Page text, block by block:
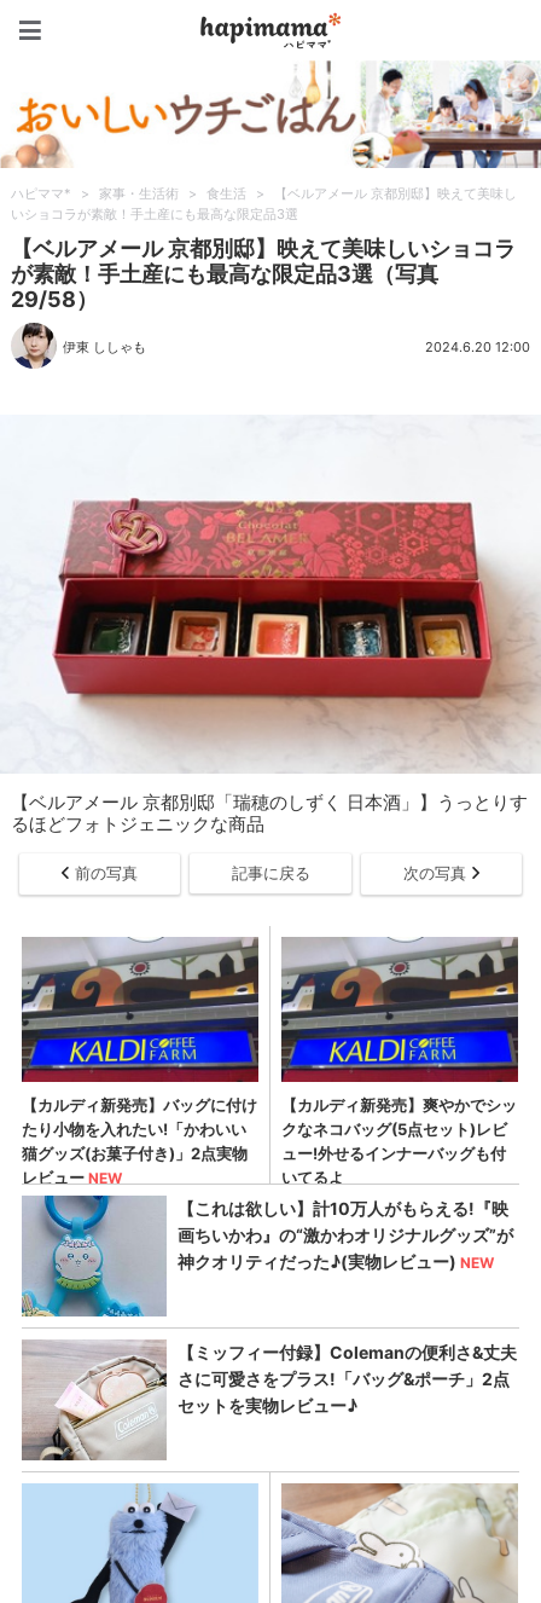
ハピママ* > 家事・生活術 > 食生活 >
【ベルアメール 京都別邸】映えて美味し
いショコラが素敵！手土産にも最高な限定品3選
【ベルアメール 京都別邸】映えて美味しいショコラ
が素敵！手土産にも最高な限定品3選（写真
29/58）
伊東 ししゃも 2024.6.20 12:00
【ベルアメール 京都別邸「瑞穂のしずく 日本酒」】うっとりす
るほどフォトジェニックな商品
前の写真 記事に戻る 次の写真